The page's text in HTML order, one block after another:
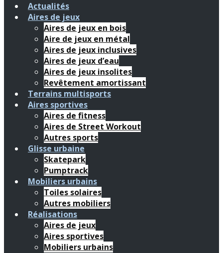
Actualités
Aires de jeux
Aires de jeux en bois
Aire de jeux en métal
Aires de jeux inclusives
Aires de jeux d’eau
Aires de jeux insolites
Revêtement amortissant
Terrains multisports
Aires sportives
Aires de fitness
Aires de Street Workout
Autres sports
Glisse urbaine
Skatepark
Pumptrack
Mobiliers urbains
Toiles solaires
Autres mobiliers
Réalisations
Aires de jeux
Aires sportives
Mobiliers urbains